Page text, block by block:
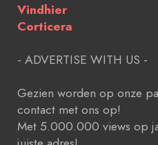
Vindhier
Corticera
- ADVERTISE WITH US -
Gezien worden op onze
contact met ons op!
Met 5.000.000 views op